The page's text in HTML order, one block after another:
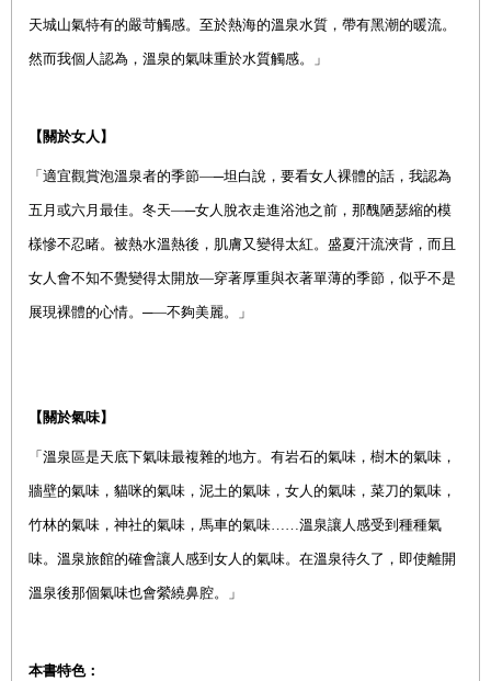
天城山氣特有的嚴苛觸感。至於熱海的溫泉水質，帶有黑潮的暖流。
然而我個人認為，溫泉的氣味重於水質觸感。」
【關於女人】
「適宜觀賞泡溫泉者的季節—─坦白說，要看女人裸體的話，我認為
五月或六月最佳。冬天—─女人脫衣走進浴池之前，那醜陋瑟縮的模
樣慘不忍睹。被熱水溫熱後，肌膚又變得太紅。盛夏汗流浹背，而且
女人會不知不覺變得太開放—穿著厚重與衣著單薄的季節，似乎不是
展現裸體的心情。─—不夠美麗。」
【關於氣味】
「溫泉區是天底下氣味最複雜的地方。有岩石的氣味，樹木的氣味，
牆壁的氣味，貓咪的氣味，泥土的氣味，女人的氣味，菜刀的氣味，
竹林的氣味，神社的氣味，馬車的氣味……溫泉讓人感受到種種氣
味。溫泉旅館的確會讓人感到女人的氣味。在溫泉待久了，即使離開
溫泉後那個氣味也會縈繞鼻腔。」
本書特色：